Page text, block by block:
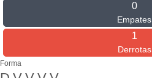
0
Empates
1
Derrotas
Forma